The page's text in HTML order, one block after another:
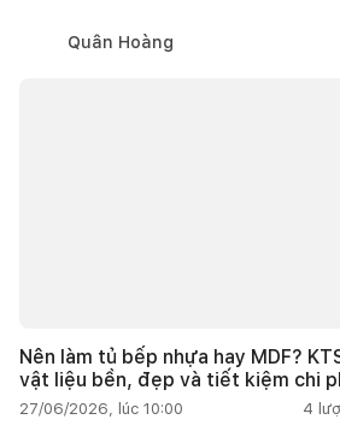
Quân Hoàng
Nên làm tủ bếp nhựa hay MDF?
vật liệu bền, đẹp và tiết kiệm chi
27/06/2026, lúc 10:00 4